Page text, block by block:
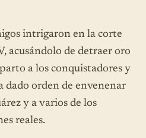
intrigaron en la corte
acusándolo de detraer oro
a los conquistadores y
dado orden de envenenar
y a varios de los
reales.